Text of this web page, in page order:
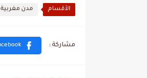
الأقسام مدن مغربية